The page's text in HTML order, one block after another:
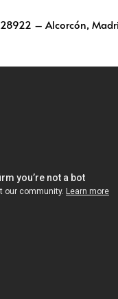
28922 – Alcorcón,